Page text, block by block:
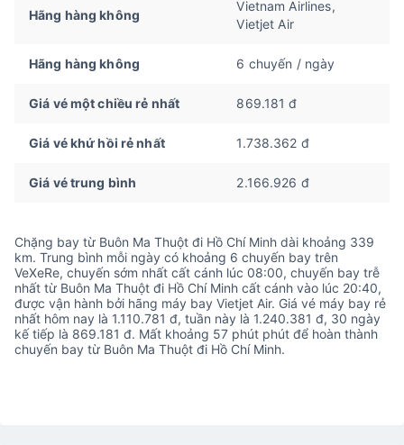
Hãng hàng không
Vietnam Airlines,
Vietjet Air
Hãng hàng không 6 chuyến / ngày
Giá vé một chiều rẻ nhất 869.181 đ
Giá vé khứ hồi rẻ nhất 1.738.362 đ
Giá vé trung bình 2.166.926 đ
Chặng bay từ Buôn Ma Thuột đi Hồ Chí Minh dài khoảng 339
km. Trung bình mỗi ngày có khoảng 6 chuyến bay trên
VeXeRe, chuyến sớm nhất cất cánh lúc 08:00, chuyến bay trễ
nhất từ Buôn Ma Thuột đi Hồ Chí Minh cất cánh vào lúc 20:40,
được vận hành bởi hãng máy bay Vietjet Air. Giá vé máy bay rẻ
nhất hôm nay là 1.110.781 đ, tuần này là 1.240.381 đ, 30 ngày
kế tiếp là 869.181 đ. Mất khoảng 57 phút phút để hoàn thành
chuyến bay từ Buôn Ma Thuột đi Hồ Chí Minh.